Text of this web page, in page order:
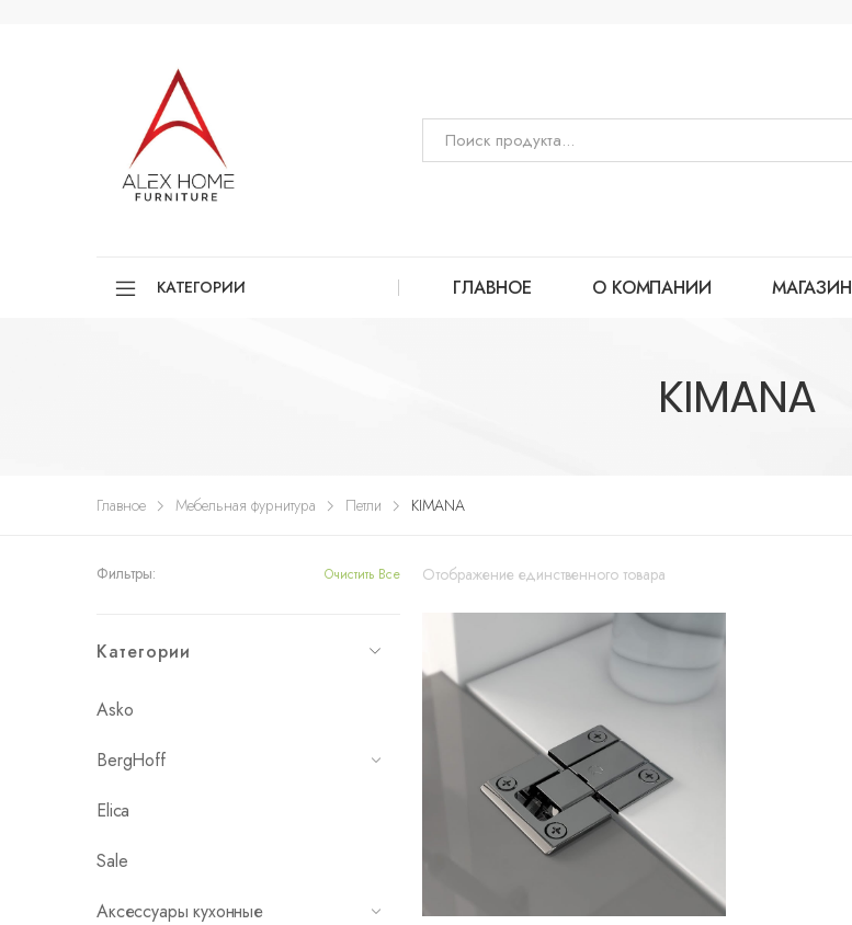
КАТЕГОРИИ ГЛАВНОЕ О КОМПАНИИ МАГАЗИН
KIMANA
Главное Мебельная фурнитура Петли KIMANA
Фильтры: Очистить Все
Категории
Asko
BergHoff
Elica
Sale
Аксессуары кухонные
Отображение единственного товара